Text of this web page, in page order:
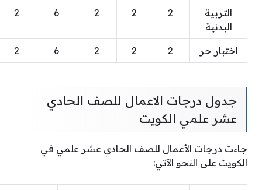
التربية
البدنية
2
2
2
6
2
اختبار حر 2
2
2
6
2
جدول درجات الاعمال للصف الحادي
عشر علمي الكويت
جاءت درجات الأعمال للصف الحادي عشر علمي في
الكويت على النحو الآتي: